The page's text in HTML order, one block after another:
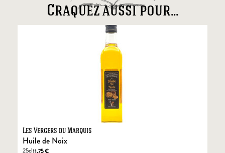
Craquez aussi pour...
Les Vergers du Marquis
Huile de Noix
25cl11,75€